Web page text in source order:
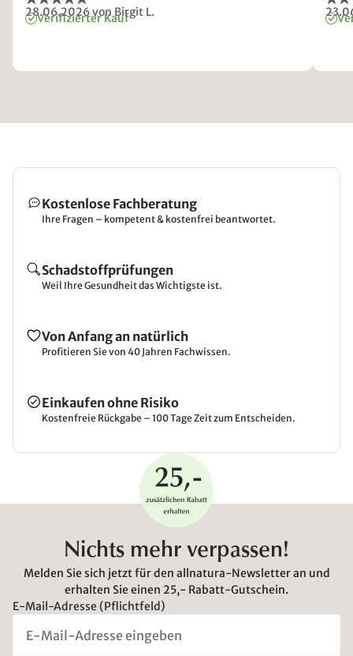
28.06.2026von Birgit L.
Verifizierter Kauf
Kostenlose Fachberatung
Ihre Fragen – kompetent & kostenfrei beantwortet.
Schadstoffprüfungen
Weil Ihre Gesundheit das Wichtigste ist.
Von Anfang an natürlich
Profitieren Sie von 40 Jahren Fachwissen.
Einkaufen ohne Risiko
Kostenfreie Rückgabe – 100 Tage Zeit zum Entscheiden.
Nichts mehr verpassen!
Melden Sie sich jetzt für den allnatura-Newsletter an und
erhalten Sie einen 25,- Rabatt-Gutschein.
E-Mail-Adresse (Pflichtfeld)